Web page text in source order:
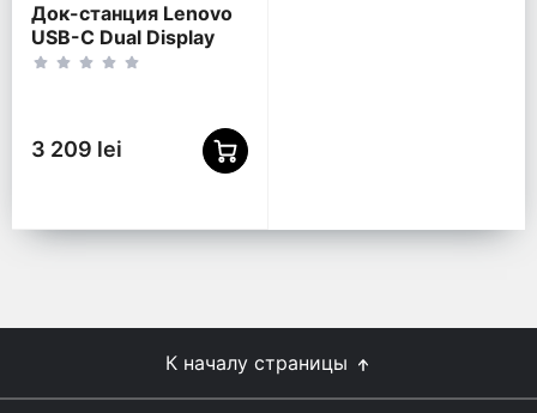
Док-станция Lenovo
USB-C Dual Display
Travel Dock, Черный
3 209 lei
К началу страницы